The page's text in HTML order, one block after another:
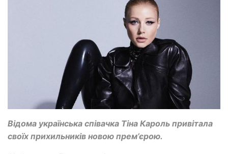
Відома українська співачка Тіна Кароль привітала
своїх прихильників новою прем’єрою.